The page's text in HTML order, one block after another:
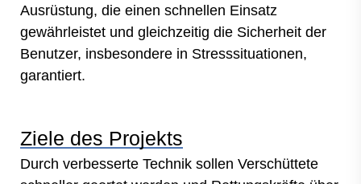
Ausrüstung, die einen schnellen Einsatz
gewährleistet und gleichzeitig die Sicherheit der
Benutzer, insbesondere in Stresssituationen,
garantiert.
Ziele des Projekts
Durch verbesserte Technik sollen Verschüttete